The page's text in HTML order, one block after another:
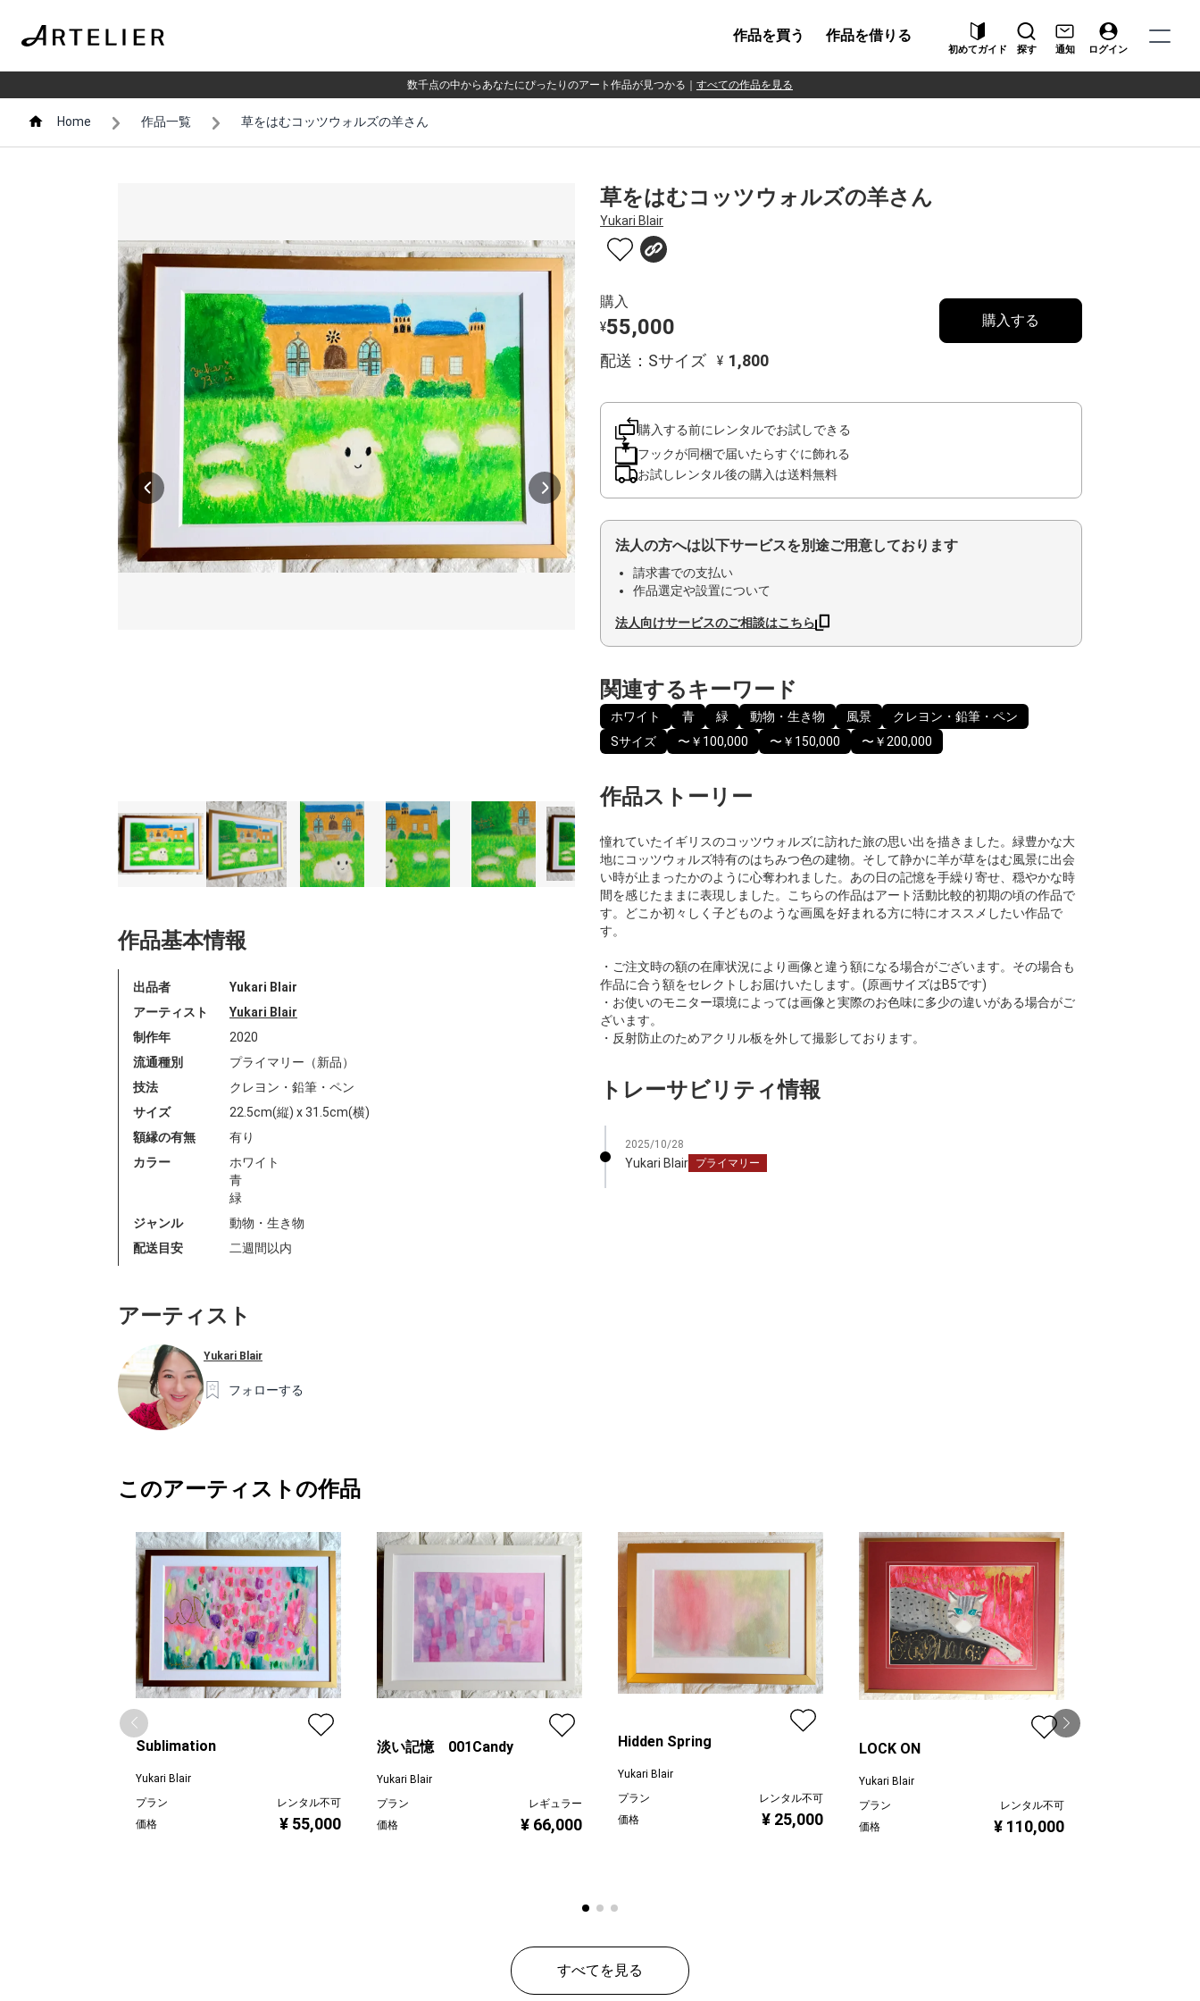
作品を買う 作品を借りる
初めてガイド 探す 通知 ログイン
数千点の中からあなたにぴったりのアート作品が見つかる すべての作品を見る
Home 作品一覧 草をはむコッツウォルズの羊さん
作品基本情報
出品者
Yukari Blair
アーティスト
Yukari Blair
制作年
2020
流通種別
プライマリー（新品）
技法
クレヨン・鉛筆・ペン
サイズ
22.5cm(縦) x 31.5cm(横)
額縁の有無
有り
カラー
ホワイト
青
緑
ジャンル
動物・生き物
配送目安
二週間以内
アーティスト
Yukari Blair
フォローする
草をはむコッツウォルズの羊さん
Yukari Blair
購入
¥55,000
配送：Sサイズ ¥ 1,800
購入する
購入する前にレンタルでお試しできる
フックが同梱で届いたらすぐに飾れる
お試しレンタル後の購入は送料無料
法人の方へは以下サービスを別途ご用意しております
請求書での支払い
作品選定や設置について
法人向けサービスのご相談はこちら
関連するキーワード
ホワイト 青 緑 動物・生き物 風景
クレヨン・鉛筆・ペン
Sサイズ
〜￥100,000 〜￥150,000 〜￥200,000
作品ストーリー
憧れていたイギリスのコッツウォルズに訪れた旅の思い出を描きました。緑豊かな大
地にコッツウォルズ特有のはちみつ色の建物。そして静かに羊が草をはむ風景に出会
い時が止まったかのように心奪われました。あの日の記憶を手繰り寄せ、穏やかな時
間を感じたままに表現しました。こちらの作品はアート活動比較的初期の頃の作品で
す。どこか初々しく子どものような画風を好まれる方に特にオススメしたい作品で
す。
・ご注文時の額の在庫状況により画像と違う額になる場合がございます。その場合も
作品に合う額をセレクトしお届けいたします。(原画サイズはB5です)
・お使いのモニター環境によっては画像と実際のお色味に多少の違いがある場合がご
ざいます。
・反射防止のためアクリル板を外して撮影しております。
トレーサビリティ情報
2025/10/28
Yukari Blair プライマリー
このアーティストの作品
Sublimation
Yukari Blair
プラン
レンタル不可
価格
¥ 55,000
淡い記憶 001Candy
Yukari Blair
プラン
レギュラー
価格
¥ 66,000
Hidden Spring
Yukari Blair
プラン
レンタル不可
価格
¥ 25,000
LOCK ON
Yukari Blair
プラン
レンタル不可
価格
¥ 110,000
すべてを見る